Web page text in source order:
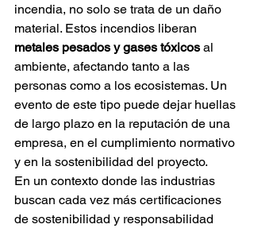
incendia, no solo se trata de un daño
material. Estos incendios liberan
metales pesados y gases tóxicos al
ambiente, afectando tanto a las
personas como a los ecosistemas. Un
evento de este tipo puede dejar huellas
de largo plazo en la reputación de una
empresa, en el cumplimiento normativo
y en la sostenibilidad del proyecto.
En un contexto donde las industrias
buscan cada vez más certificaciones
de sostenibilidad y responsabilidad